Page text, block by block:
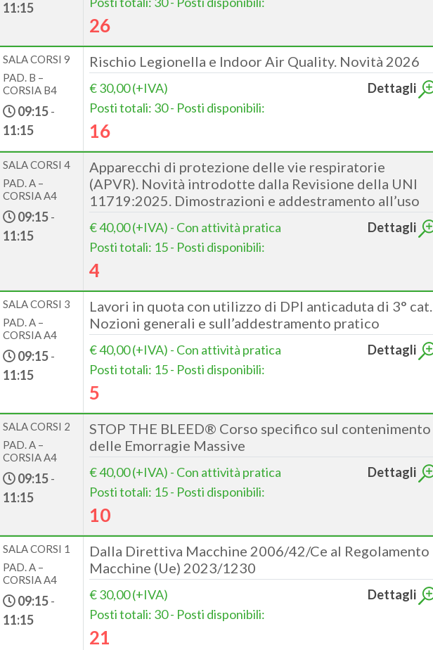
11:15
26
SALA CORSI 9
PAD. B –
CORSIA B4
09:15-
11:15
Rischio Legionella e Indoor Air Quality. Novità 2026
€ 30,00 (+IVA)
Dettagli
Posti totali: 30 - Posti disponibili:
16
SALA CORSI 4
PAD. A –
CORSIA A4
09:15-
11:15
Apparecchi di protezione delle vie respiratorie
(APVR). Novità introdotte dalla Revisione della UNI
11719:2025. Dimostrazioni e addestramento all’uso
€ 40,00 (+IVA) - Con attività pratica
Dettagli
Posti totali: 15 - Posti disponibili:
4
SALA CORSI 3
PAD. A –
CORSIA A4
09:15-
11:15
Lavori in quota con utilizzo di DPI anticaduta di 3° cat.
Nozioni generali e sull’addestramento pratico
€ 40,00 (+IVA) - Con attività pratica
Dettagli
Posti totali: 15 - Posti disponibili:
5
SALA CORSI 2
PAD. A –
CORSIA A4
09:15-
11:15
STOP THE BLEED® Corso specifico sul contenimento
delle Emorragie Massive
€ 40,00 (+IVA) - Con attività pratica
Dettagli
Posti totali: 15 - Posti disponibili:
10
SALA CORSI 1
PAD. A –
CORSIA A4
09:15-
11:15
Dalla Direttiva Macchine 2006/42/Ce al Regolamento
Macchine (Ue) 2023/1230
€ 30,00 (+IVA)
Dettagli
Posti totali: 30 - Posti disponibili:
21